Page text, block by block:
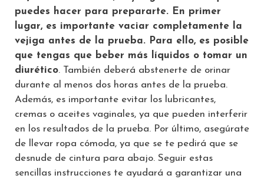
puedes hacer para prepararte. En primer
lugar, es importante vaciar completamente la
vejiga antes de la prueba. Para ello, es posible
que tengas que beber más líquidos o tomar un
diurético. También deberá abstenerte de orinar
durante al menos dos horas antes de la prueba.
Además, es importante evitar los lubricantes,
cremas o aceites vaginales, ya que pueden interferir
en los resultados de la prueba. Por último, asegúrate
de llevar ropa cómoda, ya que se te pedirá que se
desnude de cintura para abajo. Seguir estas
sencillas instrucciones te ayudará a garantizar una